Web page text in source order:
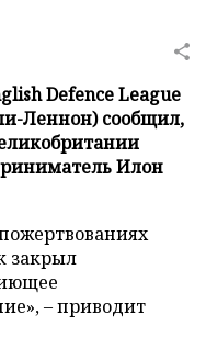
Defence League
Леннон) сообщил,
Илон
закрыл
– приводит